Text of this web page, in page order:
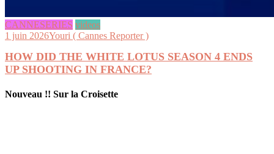
CANNESERIES videos
1 juin 2026Youri ( Cannes Reporter )
HOW DID THE WHITE LOTUS SEASON 4 ENDS
UP SHOOTING IN FRANCE?
Nouveau !! Sur la Croisette